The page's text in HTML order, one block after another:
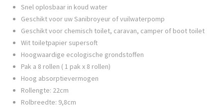
Snel oplosbaar in koud water
Geschikt voor uw Sanibroyeur of vuilwaterpomp
Geschikt voor chemisch toilet, caravan, camper of boot toilet
Wit toiletpapier supersoft
Hoogwaardige ecologische grondstoffen
Pak a 8 rollen ( 1 pak x 8 rollen)
Hoog absorptievermogen
Rollengte: 22cm
Rolbreedte: 9,8cm